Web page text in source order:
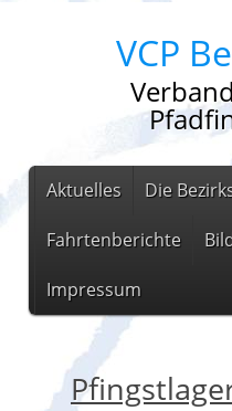
VCP
Aktuelles Die
Fahrtenberichte
Impressum